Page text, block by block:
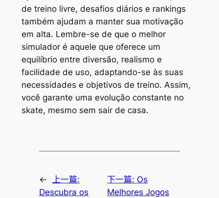
de treino livre, desafios diários e rankings
também ajudam a manter sua motivação
em alta. Lembre-se de que o melhor
simulador é aquele que oferece um
equilíbrio entre diversão, realismo e
facilidade de uso, adaptando-se às suas
necessidades e objetivos de treino. Assim,
você garante uma evolução constante no
skate, mesmo sem sair de casa.
←
上一篇:
Descubra os
下一篇: Os
Melhores Jogos